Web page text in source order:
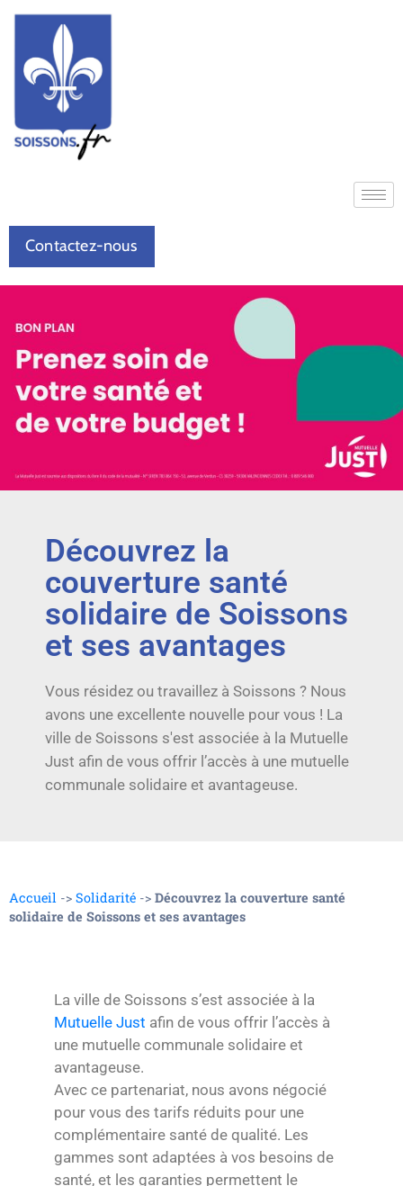
Contactez-nous
Découvrez la
couverture santé
solidaire de Soissons
et ses avantages
Vous résidez ou travaillez à Soissons ? Nous
avons une excellente nouvelle pour vous ! La
ville de Soissons s'est associée à la Mutuelle
Just afin de vous offrir l’accès à une mutuelle
communale solidaire et avantageuse.
Accueil -> Solidarité -> Découvrez la couverture santé
solidaire de Soissons et ses avantages
La ville de Soissons s’est associée à la
Mutuelle Just afin de vous offrir l’accès à
une mutuelle communale solidaire et
avantageuse.
Avec ce partenariat, nous avons négocié
pour vous des tarifs réduits pour une
complémentaire santé de qualité. Les
gammes sont adaptées à vos besoins de
santé, et les garanties permettent le